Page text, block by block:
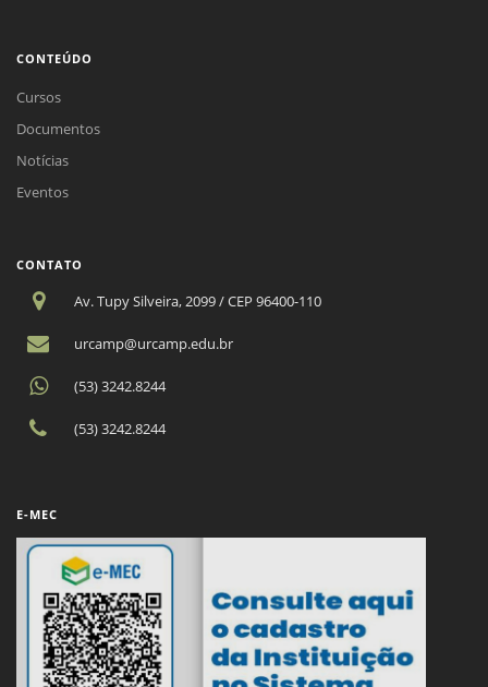
CONTEÚDO
Cursos
Documentos
Notícias
Eventos
CONTATO
Av. Tupy Silveira, 2099 / CEP 96400-110
urcamp@urcamp.edu.br
(53) 3242.8244
(53) 3242.8244
E-MEC